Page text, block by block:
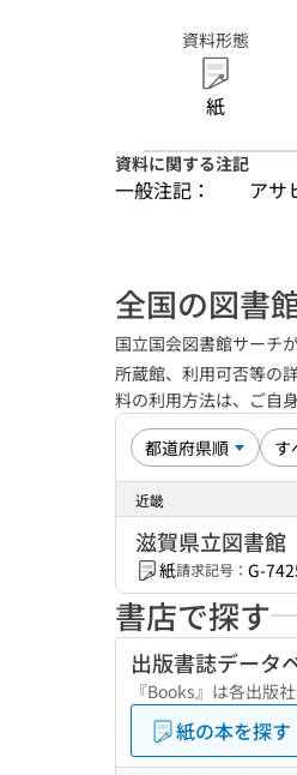
資料形態
紙
資料に関する注記
一般注記： アサ
全国の図書
国立国会図書館サーチ
所蔵館、利用可否等の
料の利用方法は、ご自
近畿
滋賀県立図書館
紙請求記号： G-
書店で探す
出版書誌データ
『Books』は各出版
紙の本を探す